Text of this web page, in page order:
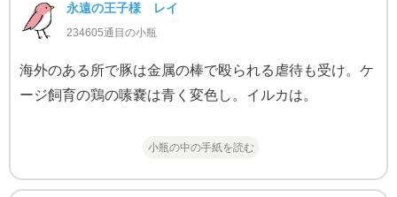
永遠の王子様 レイ
234605通目の小瓶
海外のある所で豚は金属の棒で殴られる虐待も受け。ケ
ージ飼育の鶏の嗉嚢は青く変色し。イルカは。
小瓶の中の手紙を読む